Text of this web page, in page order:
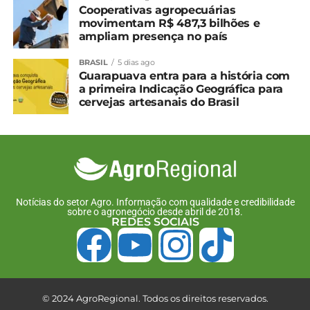
Cooperativas agropecuárias
movimentam R$ 487,3 bilhões e
ampliam presença no país
BRASIL 5 dias ago
Guarapuava entra para a história com
a primeira Indicação Geográfica para
cervejas artesanais do Brasil
Notícias do setor Agro. Informação com qualidade e credibilidade
sobre o agronegócio desde abril de 2018.
REDES SOCIAIS
© 2024 AgroRegional. Todos os direitos reservados.